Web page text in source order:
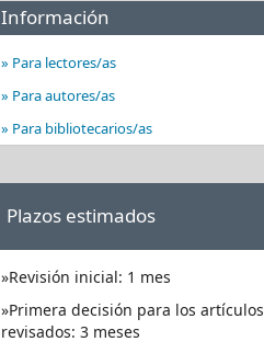
Información
Para lectores/as
Para autores/as
Para bibliotecarios/as
Plazos estimados
Revisión inicial: 1 mes
Primera decisión para los artículos
revisados: 3 meses